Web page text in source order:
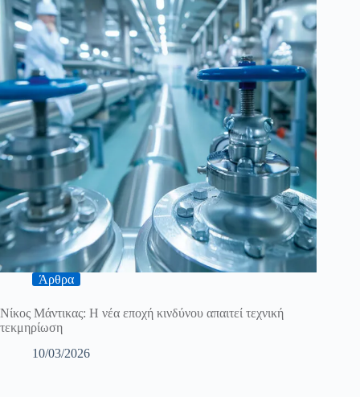
Άρθρα
Νίκος Μάντικας: Η νέα εποχή κινδύνου απαιτεί τεχνική
τεκμηρίωση
10/03/2026